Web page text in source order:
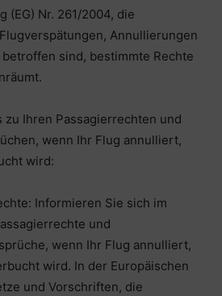
(EG) Nr. 261/2004, die
Annullierungen
sind, bestimmte Rechte
Ihren Passagierrechten und
wenn Ihr Flug annulliert,
wird:
Informieren Sie sich im
und
wenn Ihr Flug annulliert,
wird. In der Europäischen
und Vorschriften, die